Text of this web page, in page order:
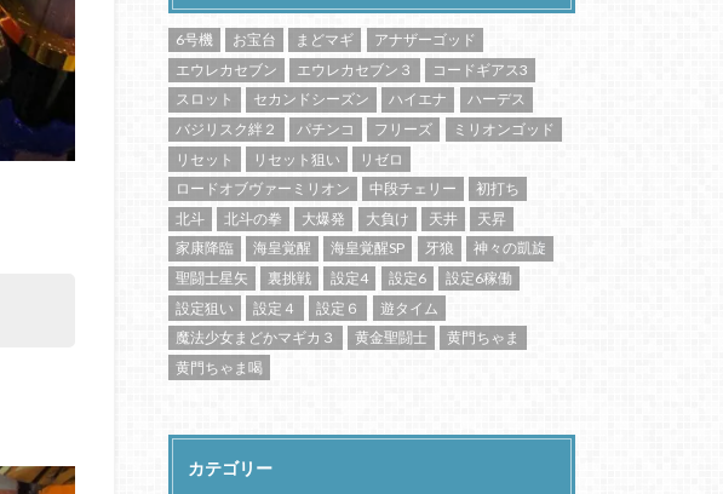
6号機 お宝台 まどマギ
アナザーゴッド
エウレカセブン
エウレカセブン３
コードギアス3
スロット
セカンドシーズン ハイエナ
ハーデス
バジリスク絆２
パチンコ フリーズ
ミリオンゴッド
リセット
リセット狙い
リゼロ
ロードオブヴァーミリオン
中段チェリー
初打ち
北斗
北斗の拳 大爆発 大負け 天井
天昇
家康降臨
海皇覚醒 海皇覚醒SP 牙狼
神々の凱旋
聖闘士星矢
裏挑戦 設定4 設定6
設定6稼働
設定狙い
設定４ 設定６
遊タイム
魔法少女まどかマギカ３
黄金聖闘士
黄門ちゃま
黄門ちゃま喝
カテゴリー